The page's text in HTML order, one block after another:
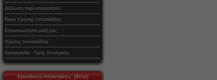
Δήλωση περί απορρήτου
Όροι Χρήσης Ιστοσελίδας
Επικοινωνήστε μαζί μας
Χάρτης Ιστοσελίδας
Συνεργασία - Τιμές Χονδρικής
Ερωτήσεις-Απαντήσεις [δείτε]